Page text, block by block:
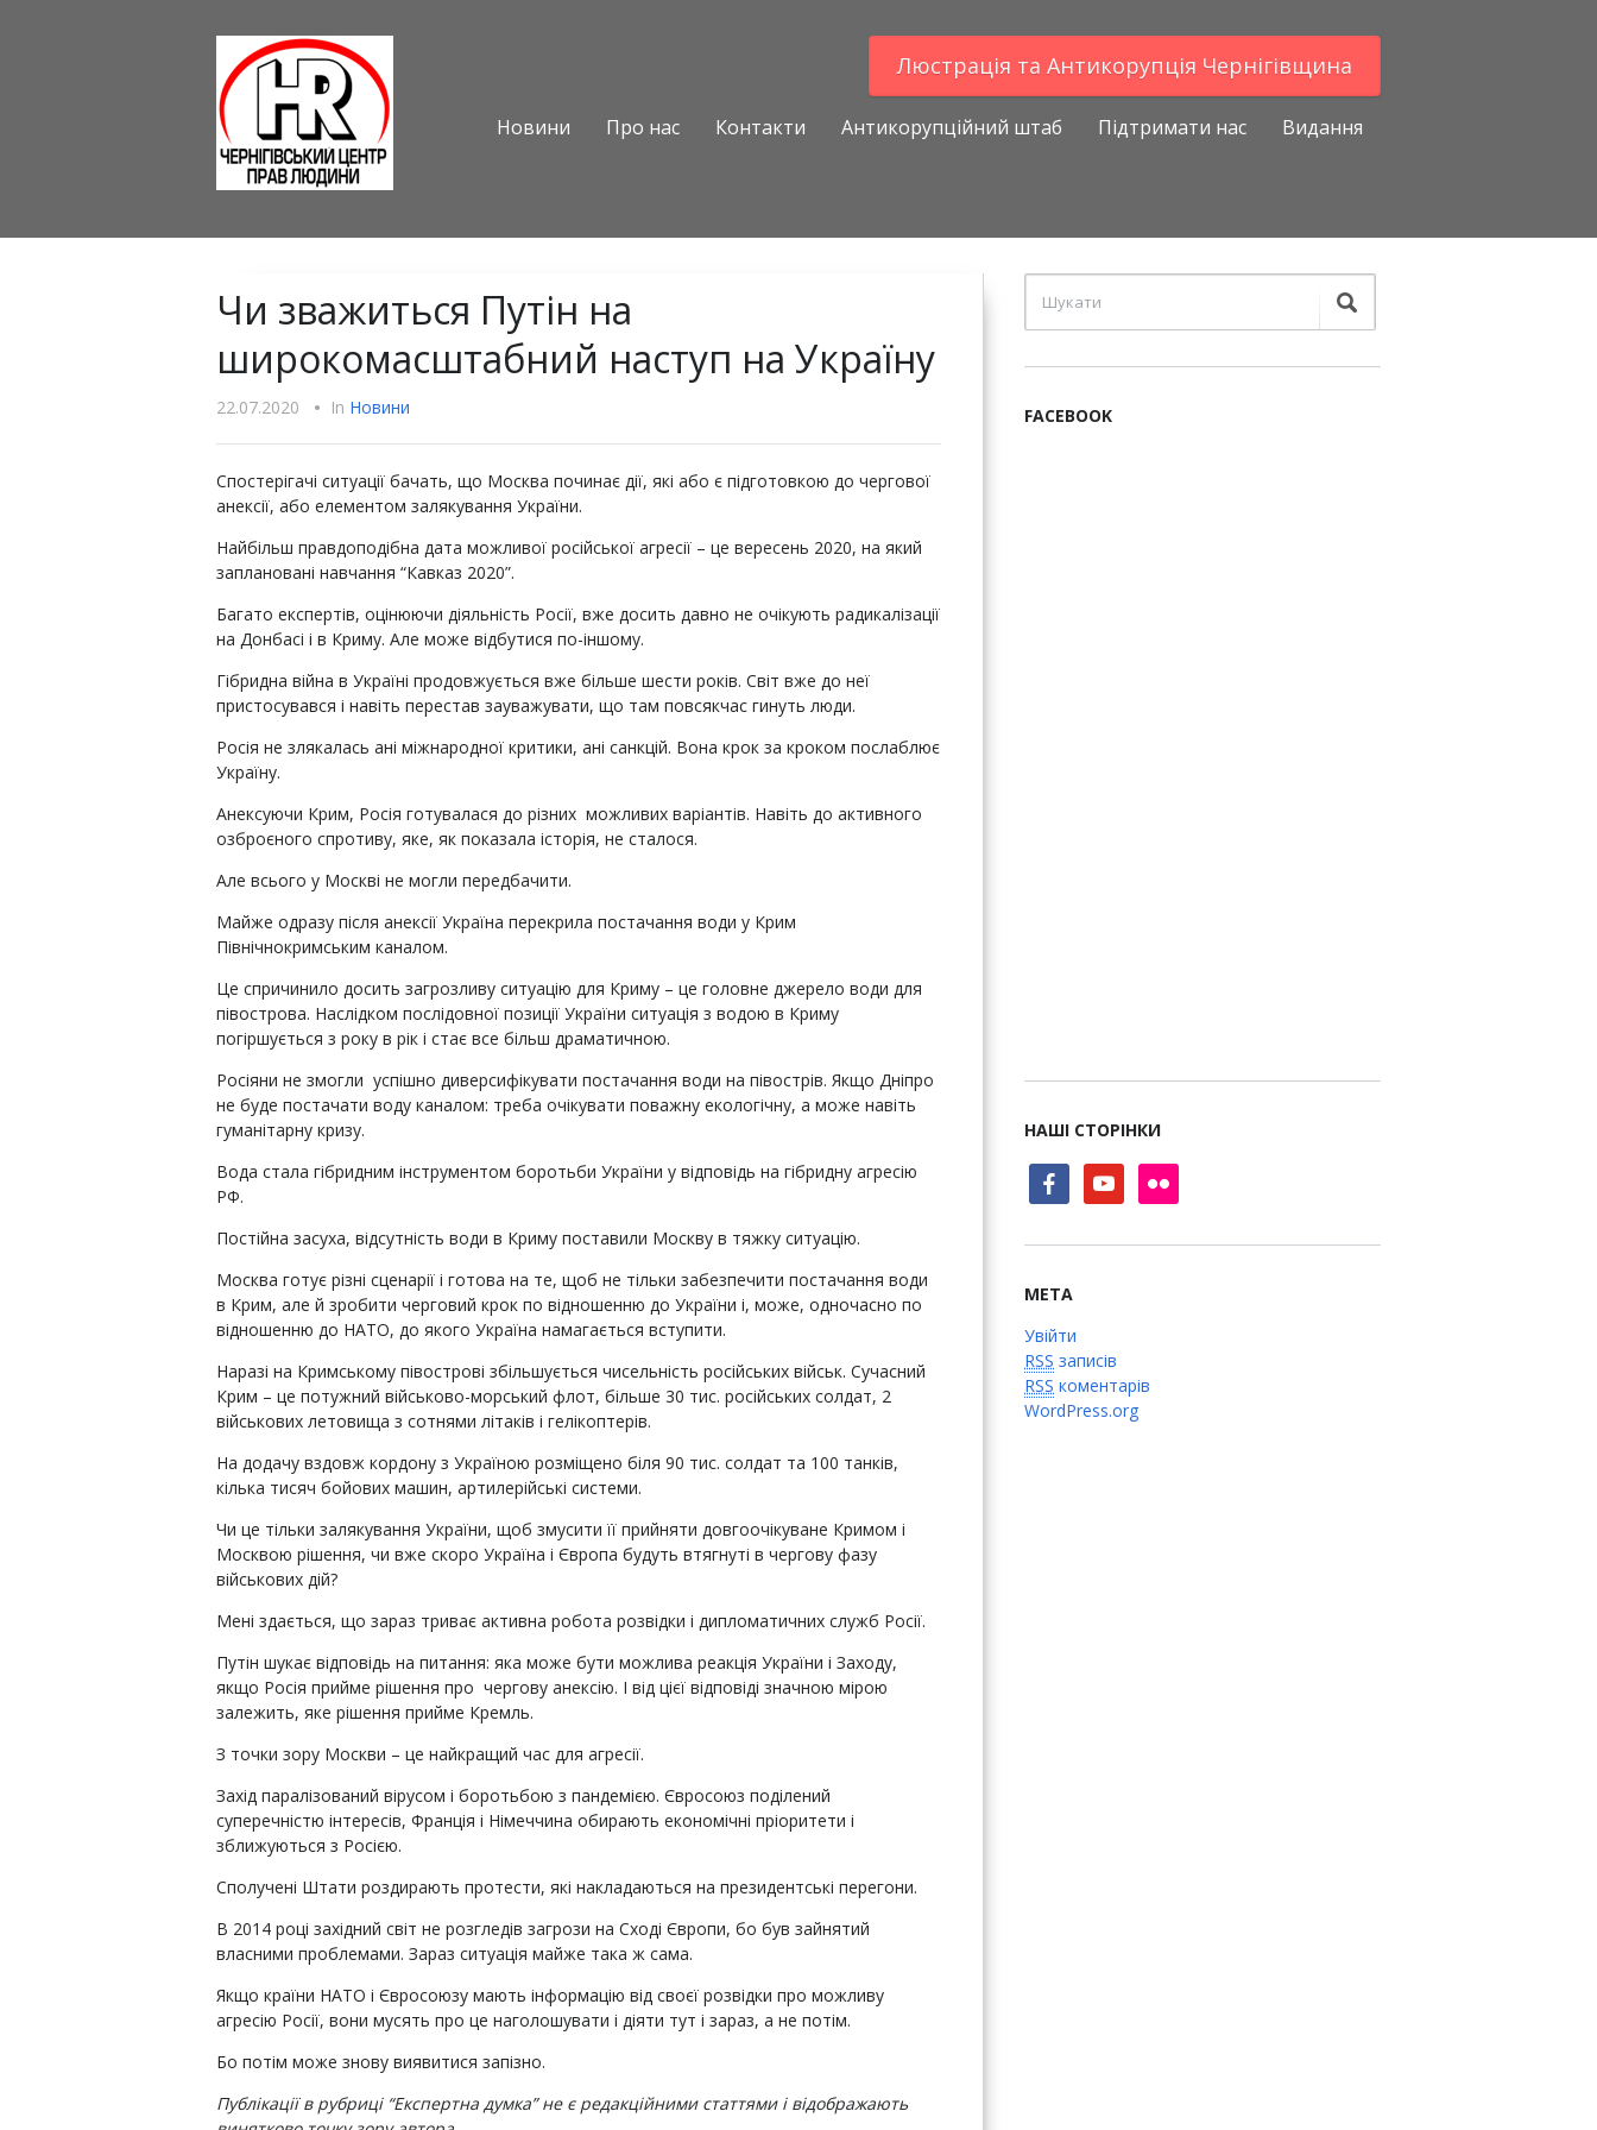
Люстрацiя та Антикорупцiя Чернігівщина
Новини Про нас Контакти Антикорупційний штаб Підтримати нас Видання
Чи зважиться Путін на
широкомасштабний наступ на Україну
22.07.2020 • In Новини
Спостерігачі ситуації бачать, що Москва починає дії, які або є підготовкою до чергової
анексії, або елементом залякування України.
Найбільш правдоподібна дата можливої російської агресії – це вересень 2020, на який
заплановані навчання “Кавказ 2020”.
Багато експертів, оцінюючи діяльність Росії, вже досить давно не очікують радикалізації
на Донбасі і в Криму. Але може відбутися по-іншому.
Гібридна війна в Україні продовжується вже більше шести років. Світ вже до неї
пристосувався і навіть перестав зауважувати, що там повсякчас гинуть люди.
Росія не злякалась ані міжнародної критики, ані санкцій. Вона крок за кроком послаблює
Україну.
Анексуючи Крим, Росія готувалася до різних можливих варіантів. Навіть до активного
озброєного спротиву, яке, як показала історія, не сталося.
Але всього у Москві не могли передбачити.
Майже одразу після анексії Україна перекрила постачання води у Крим
Північнокримським каналом.
Це спричинило досить загрозливу ситуацію для Криму – це головне джерело води для
півострова. Наслідком послідовної позиції України ситуація з водою в Криму
погіршується з року в рік і стає все більш драматичною.
Росіяни не змогли успішно диверсифікувати постачання води на півострів. Якщо Дніпро
не буде постачати воду каналом: треба очікувати поважну екологічну, а може навіть
гуманітарну кризу.
Вода стала гібридним інструментом боротьби України у відповідь на гібридну агресію
РФ.
Постійна засуха, відсутність води в Криму поставили Москву в тяжку ситуацію.
Москва готує різні сценарії і готова на те, щоб не тільки забезпечити постачання води
в Крим, але й зробити черговий крок по відношенню до України і, може, одночасно по
відношенню до НАТО, до якого Україна намагається вступити.
Наразі на Кримському півострові збільшується чисельність російських військ. Сучасний
Крим – це потужний військово-морський флот, більше 30 тис. російських солдат, 2
військових летовища з сотнями літаків і гелікоптерів.
На додачу вздовж кордону з Україною розміщено біля 90 тис. солдат та 100 танків,
кілька тисяч бойових машин, артилерійські системи.
Чи це тільки залякування України, щоб змусити її прийняти довгоочікуване Кримом і
Москвою рішення, чи вже скоро Україна і Європа будуть втягнуті в чергову фазу
військових дій?
Мені здається, що зараз триває активна робота розвідки і дипломатичних служб Росії.
Путін шукає відповідь на питання: яка може бути можлива реакція України і Заходу,
якщо Росія прийме рішення про чергову анексію. І від цієї відповіді значною мірою
залежить, яке рішення прийме Кремль.
З точки зору Москви – це найкращий час для агресії.
Захід паралізований вірусом і боротьбою з пандемією. Євросоюз поділений
суперечністю інтересів, Франція і Німеччина обирають економічні пріоритети і
зближуються з Росією.
Сполучені Штати роздирають протести, які накладаються на президентські перегони.
В 2014 році західний світ не розгледів загрози на Сході Європи, бо був зайнятий
власними проблемами. Зараз ситуація майже така ж сама.
Якщо країни НАТО і Євросоюзу мають інформацію від своєї розвідки про можливу
агресію Росії, вони мусять про це наголошувати і діяти тут і зараз, а не потім.
Бо потім може знову виявитися запізно.
Публікації в рубриці “Експертна думка” не є редакційними статтями і відображають
FACEBOOK
НАШІ СТОРІНКИ
facebookyoutube flickr
МЕТА
Увійти
RSS записів
RSS коментарів
WordPress.org